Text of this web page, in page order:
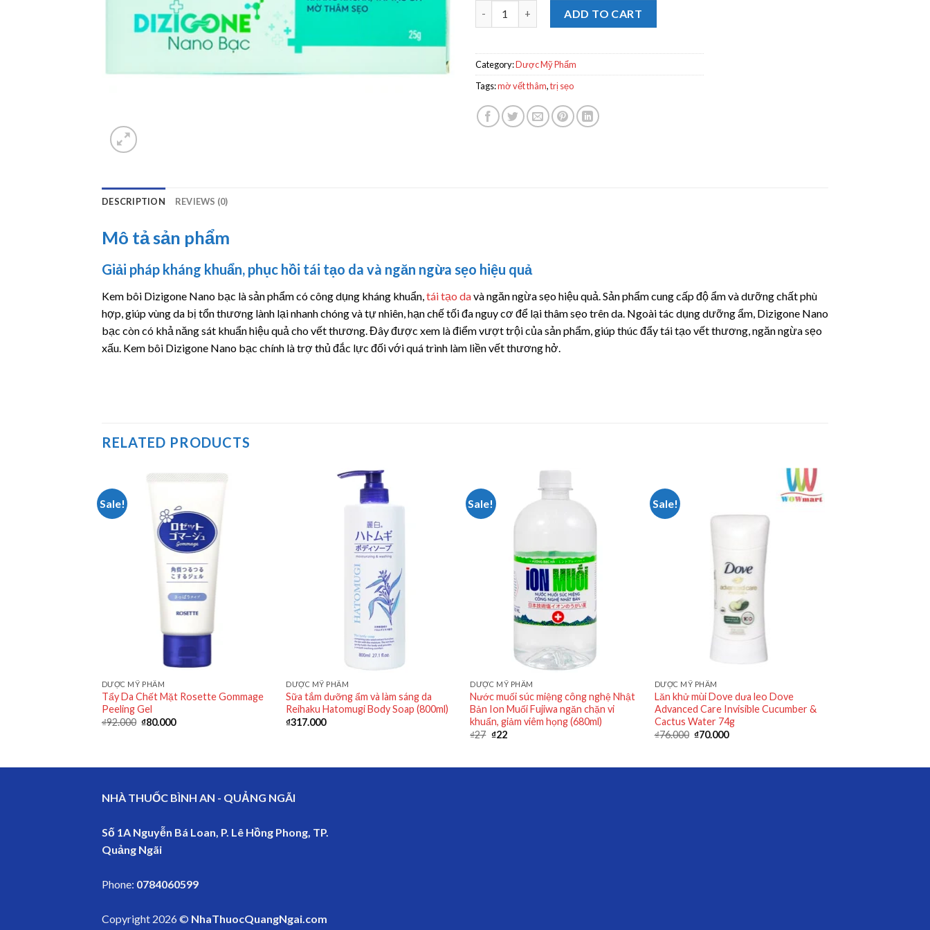
ADD TO CART
Category:Dược Mỹ Phẩm
Tags:mờ vết thâm,trị sẹo
DESCRIPTION REVIEWS (0)
Mô tả sản phẩm
Giải pháp kháng khuẩn, phục hồi tái tạo da và ngăn ngừa sẹo hiệu quả
Kem bôi Dizigone Nano bạc là sản phẩm có công dụng kháng khuẩn, tái tạo davà ngăn ngừa sẹo hiệu quả. Sản phẩm cung cấp độ ẩm và dưỡng chất phù
hợp, giúp vùng da bị tổn thương lành lại nhanh chóng và tự nhiên, hạn chế tối đa nguy cơ để lại thâm sẹo trên da. Ngoài tác dụng dưỡng ẩm, Dizigone Nano
bạc còn có khả năng sát khuẩn hiệu quả cho vết thương. Đây được xem là điểm vượt trội của sản phẩm, giúp thúc đẩy tái tạo vết thương, ngăn ngừa sẹo
xấu. Kem bôi Dizigone Nano bạc chính là trợ thủ đắc lực đối với quá trình làm liền vết thương hở.
RELATED PRODUCTS
Sale!
DƯỢC MỸ PHẨM
Tẩy Da Chết Mặt Rosette Gommage
Peeling Gel
₫92.000 ₫80.000
DƯỢC MỸ PHẨM
Sữa tắm dưỡng ẩm và làm sáng da
Reihaku Hatomugi Body Soap (800ml)
₫317.000
Sale!
DƯỢC MỸ PHẨM
Nước muối súc miệng công nghệ Nhật
Bản Ion Muối Fujiwa ngăn chặn vi
khuẩn, giảm viêm họng (680ml)
₫27 ₫22
Sale!
DƯỢC MỸ PHẨM
Lăn khử mùi Dove dưa leo Dove
Advanced Care Invisible Cucumber &
Cactus Water 74g
₫76.000 ₫70.000
NHÀ THUỐC BÌNH AN - QUẢNG NGÃI
Số 1A Nguyễn Bá Loan, P. Lê Hồng Phong, TP.
Quảng Ngãi
Phone: 0784060599
Copyright 2026 © NhaThuocQuangNgai.com